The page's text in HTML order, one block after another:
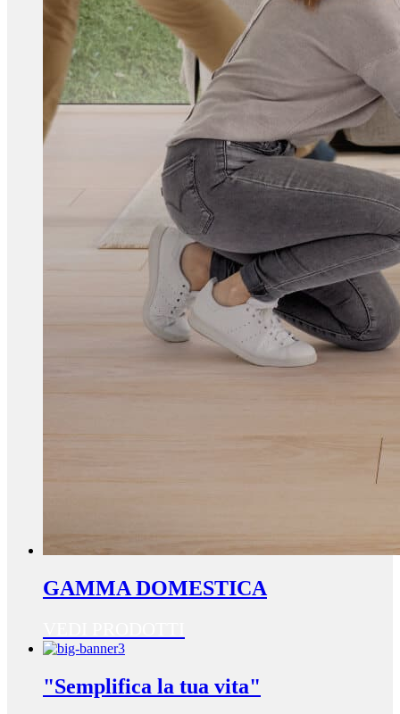
GAMMA DOMESTICA
"Semplifica la tua vita"